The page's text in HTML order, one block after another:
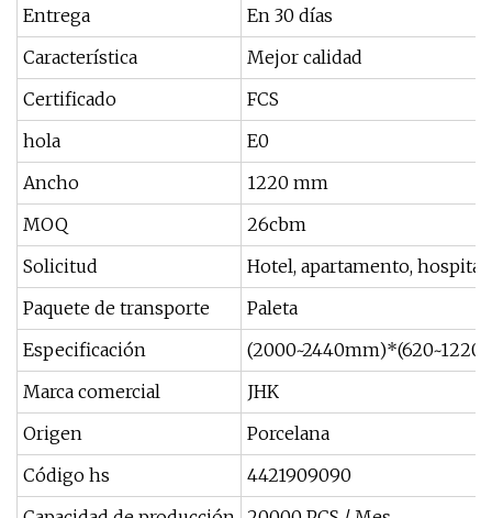
Entrega
En 30 días
Característica
Mejor calidad
Certificado
FCS
hola
E0
Ancho
1220 mm
MOQ
26cbm
Solicitud
Hotel, apartamento,
Paquete de transporte
Paleta
Especificación
Marca comercial
JHK
Origen
Porcelana
Código hs
4421909090